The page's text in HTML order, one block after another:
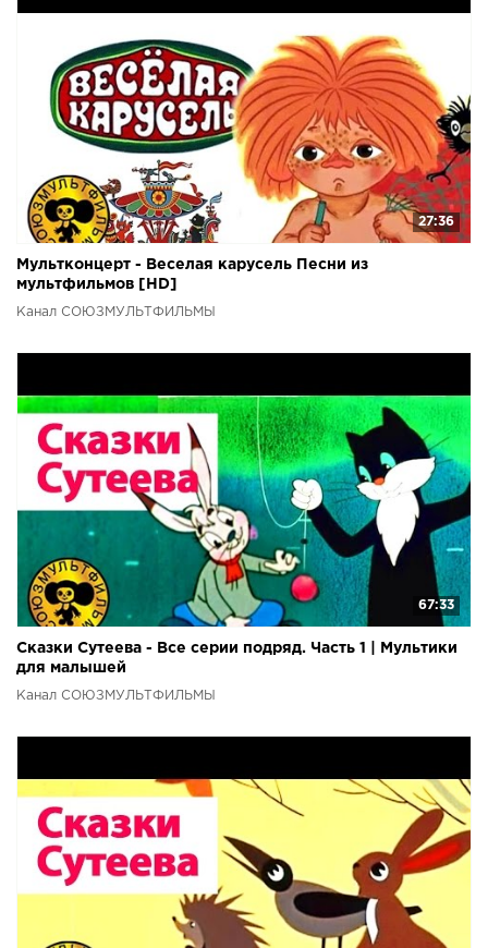
27:36
Мультконцерт - Веселая карусель Песни из
мультфильмов [HD]
Канал СОЮЗМУЛЬТФИЛЬМЫ
67:33
Сказки Сутеева - Все серии подряд. Часть 1 | Мультики
для малышей
Канал СОЮЗМУЛЬТФИЛЬМЫ